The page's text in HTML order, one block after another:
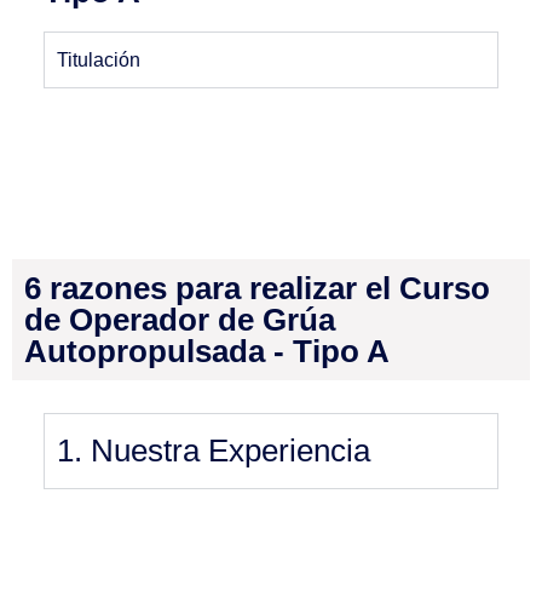
Titulación
6 razones para realizar el Curso
de Operador de Grúa
Autopropulsada - Tipo A
1. Nuestra Experiencia